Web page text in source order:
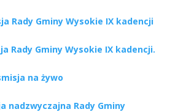
Rady Gminy Wysokie IX kadencji
Rady Gminy Wysokie IX kadencji.
na żywo
nadzwyczajna Rady Gminy